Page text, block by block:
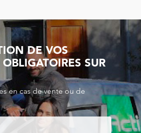
DE VOS
OBLIGATOIRES SUR
en cas de vente ou de